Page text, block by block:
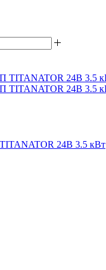
24В 3.5 кВт